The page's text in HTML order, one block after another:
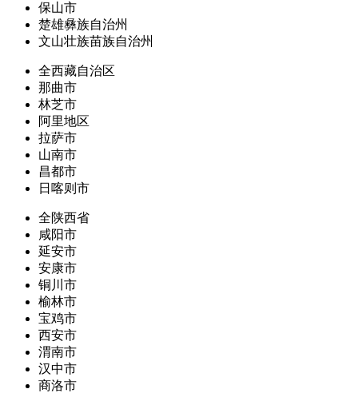
保山市
楚雄彝族自治州
文山壮族苗族自治州
全西藏自治区
那曲市
林芝市
阿里地区
拉萨市
山南市
昌都市
日喀则市
全陕西省
咸阳市
延安市
安康市
铜川市
榆林市
宝鸡市
西安市
渭南市
汉中市
商洛市